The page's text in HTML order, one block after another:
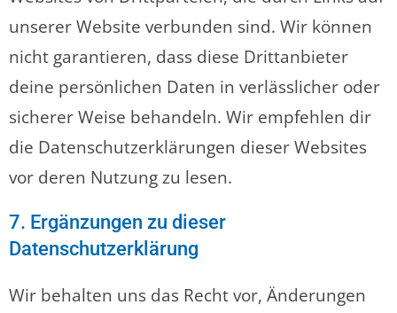
unserer Website verbunden sind. Wir können
nicht garantieren, dass diese Drittanbieter
deine persönlichen Daten in verlässlicher oder
sicherer Weise behandeln. Wir empfehlen dir
die Datenschutzerklärungen dieser Websites
vor deren Nutzung zu lesen.
7. Ergänzungen zu dieser
Datenschutzerklärung
Wir behalten uns das Recht vor, Änderungen